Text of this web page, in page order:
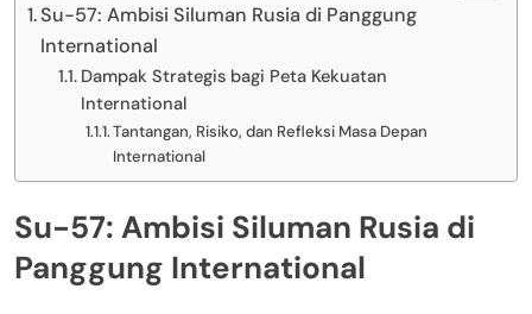
Su-57: Ambisi Siluman Rusia di Panggung
International
Dampak Strategis bagi Peta Kekuatan
International
Tantangan, Risiko, dan Refleksi Masa Depan
International
Su-57: Ambisi Siluman Rusia di
Panggung International